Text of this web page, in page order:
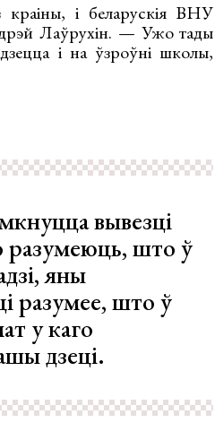
і беларускія ВНУ
Лаўрухін. — Ужо тады
і на ўзроўні школы,
вывезці
разумеюць, што ў
яны
разумее, што ў
у каго
дзеці.